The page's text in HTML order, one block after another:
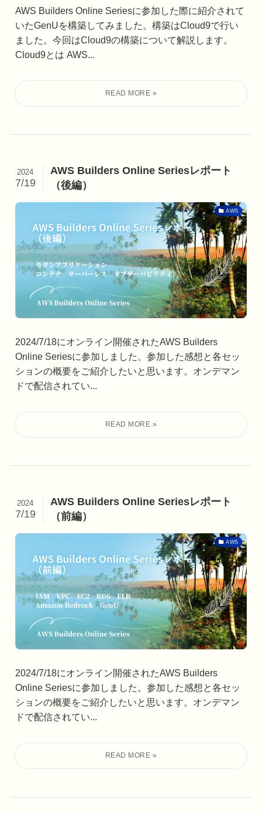
AWS Builders Online Seriesに参加した際に紹介されて
いたGenUを構築してみました。構築はCloud9で行い
ました。今回はCloud9の構築について解説します。
Cloud9とは AWS...
AWS Builders Online Seriesレポート
（後編）
2024
7/19
AWS
2024/7/18にオンライン開催されたAWS Builders
Online Seriesに参加しました。参加した感想と各セッ
ションの概要をご紹介したいと思います。オンデマン
ドで配信されてい...
AWS Builders Online Seriesレポート
（前編）
2024
7/19
AWS
2024/7/18にオンライン開催されたAWS Builders
Online Seriesに参加しました。参加した感想と各セッ
ションの概要をご紹介したいと思います。オンデマン
ドで配信されてい...